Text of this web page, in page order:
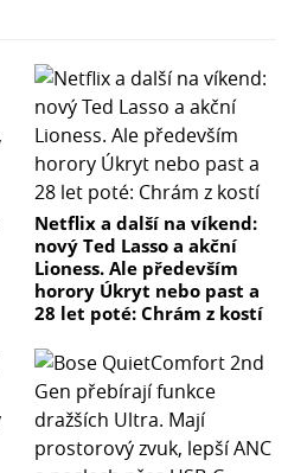
Netflix a další na víkend:
nový Ted Lasso a akční
Lioness. Ale především
horory Úkryt nebo past a
28 let poté: Chrám z kostí